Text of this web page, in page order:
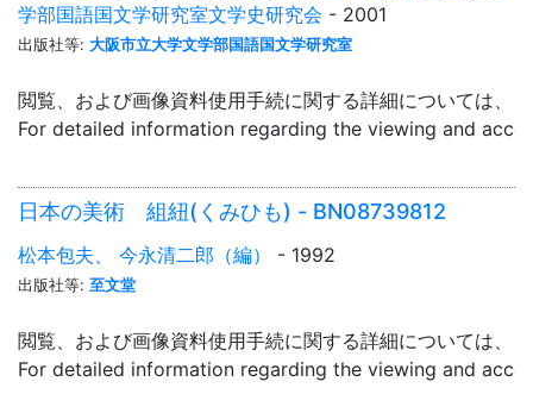
学部国語国文学研究室文学史研究会 - 2001
出版社等: 大阪市立大学文学部国語国文学研究室
閲覧、および画像資料使用手続に関する詳細については、「
For detailed information regarding the viewing and
日本の美術 組紐(くみひも) - BN08739812
松本包夫、 今永清二郎（編） - 1992
出版社等: 至文堂
閲覧、および画像資料使用手続に関する詳細については、「
For detailed information regarding the viewing and